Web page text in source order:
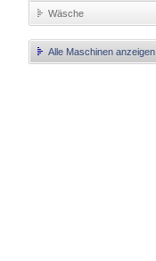
Wäsche
Alle Maschinen anzeigen